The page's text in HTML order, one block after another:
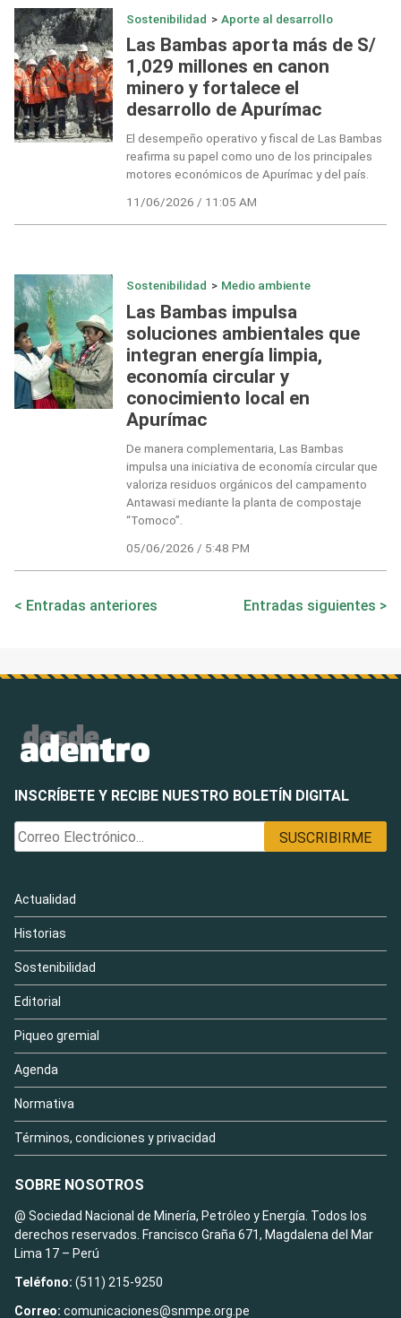
Sostenibilidad > Aporte al desarrollo
Las Bambas aporta más de S/
1,029 millones en canon
minero y fortalece el
desarrollo de Apurímac
El desempeño operativo y fiscal de Las Bambas
reafirma su papel como uno de los principales
motores económicos de Apurímac y del país.
11/06/2026 / 11:05 AM
Sostenibilidad > Medio ambiente
Las Bambas impulsa
soluciones ambientales que
integran energía limpia,
economía circular y
conocimiento local en
Apurímac
De manera complementaria, Las Bambas
impulsa una iniciativa de economía circular que
valoriza residuos orgánicos del campamento
Antawasi mediante la planta de compostaje
“Tomoco”.
05/06/2026 / 5:48 PM
Navegación
Entradas anteriores Entradas siguientes
INSCRÍBETE Y RECIBE NUESTRO BOLETÍN DIGITAL
Actualidad
Historias
Sostenibilidad
Editorial
Piqueo gremial
Agenda
Normativa
Términos, condiciones y privacidad
SOBRE NOSOTROS
@ Sociedad Nacional de Minería, Petróleo y Energía. Todos los
derechos reservados. Francisco Graña 671, Magdalena del Mar
Lima 17 – Perú
Teléfono: (511) 215-9250
Correo: comunicaciones@snmpe.org.pe